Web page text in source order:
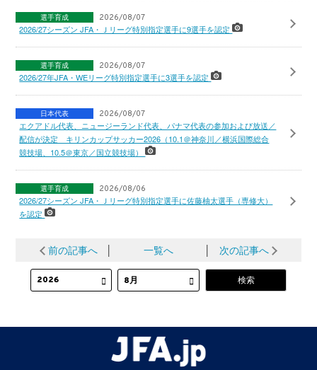
選手育成 2026/08/07
2026/27シーズン JFA・Ｊリーグ特別指定選手に9選手を認定
選手育成 2026/08/07
2026/27年JFA・WEリーグ特別指定選手に3選手を認定
日本代表 2026/08/07
エクアドル代表、ニュージーランド代表、パナマ代表の参加および放送／
配信が決定 キリンカップサッカー2026（10.1＠神奈川／横浜国際総合
競技場、10.5＠東京／国立競技場）
選手育成 2026/08/06
2026/27シーズン JFA・Ｊリーグ特別指定選手に佐藤柚太選手（専修大）
を認定
前の記事へ 一覧へ 次の記事へ